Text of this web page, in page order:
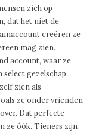
zich op
dat het niet de
creëren ze
mag zien.
account, waar ze
select gezelschap
zien als
ze onder vrienden
Dat perfecte
ze óók. Tieners zijn